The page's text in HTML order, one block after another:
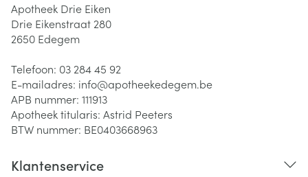
Apotheek Drie Eiken
Drie Eikenstraat 280
2650 Edegem
Telefoon: 03 284 45 92
E-mailadres: info@apotheekedegem.be
APB nummer: 111913
Apotheek titularis: Astrid Peeters
BTW nummer: BE0403668963
Klantenservice